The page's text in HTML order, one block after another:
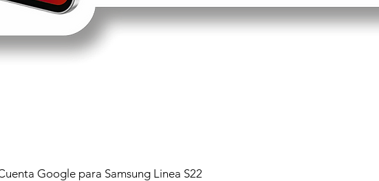
Google para Samsung Linea S22